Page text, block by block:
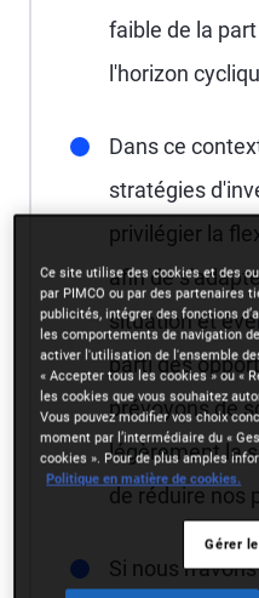
faible de la
l'horizon
Dans ce
stratégies
privilégier la
afin de
situation et
parti des
prévoyons de
légèrement la
de réduire nos
Si nous
Ce site utilise des cookies et des
par PIMCO ou par des partenaires
publicités, intégrer des fonctions
les comportements de navigation
activer l'utilisation de l'ensemble
« Accepter tous les cookies » ou «
les cookies que vous souhaitez
Vous pouvez modifier vos choix
moment par l’intermédiaire du «
cookies ». Pour de plus amples
Politique en matière de cookies.
Gérer